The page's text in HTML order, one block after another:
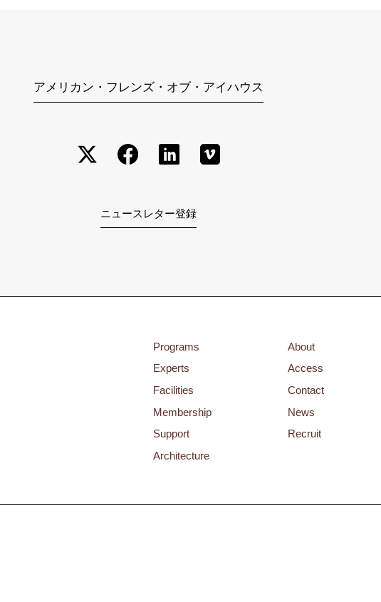
アメリカン・フレンズ・オブ・アイハウス
ニュースレター登録
Programs
Experts
Facilities
Membership
Support
Architecture
About
Access
Contact
News
Recruit